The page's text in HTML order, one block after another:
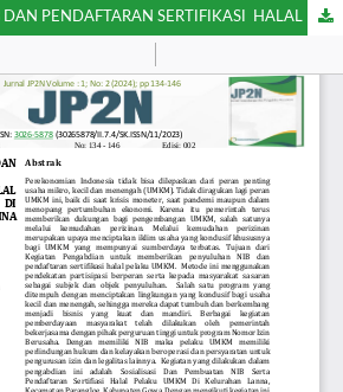
PENYULUHAN NIB DAN PENDAFTARAN SERTIFIKASI HALAL PELAKU UMKM DI KELURAHAN LANNA KABUPATEN GOWA